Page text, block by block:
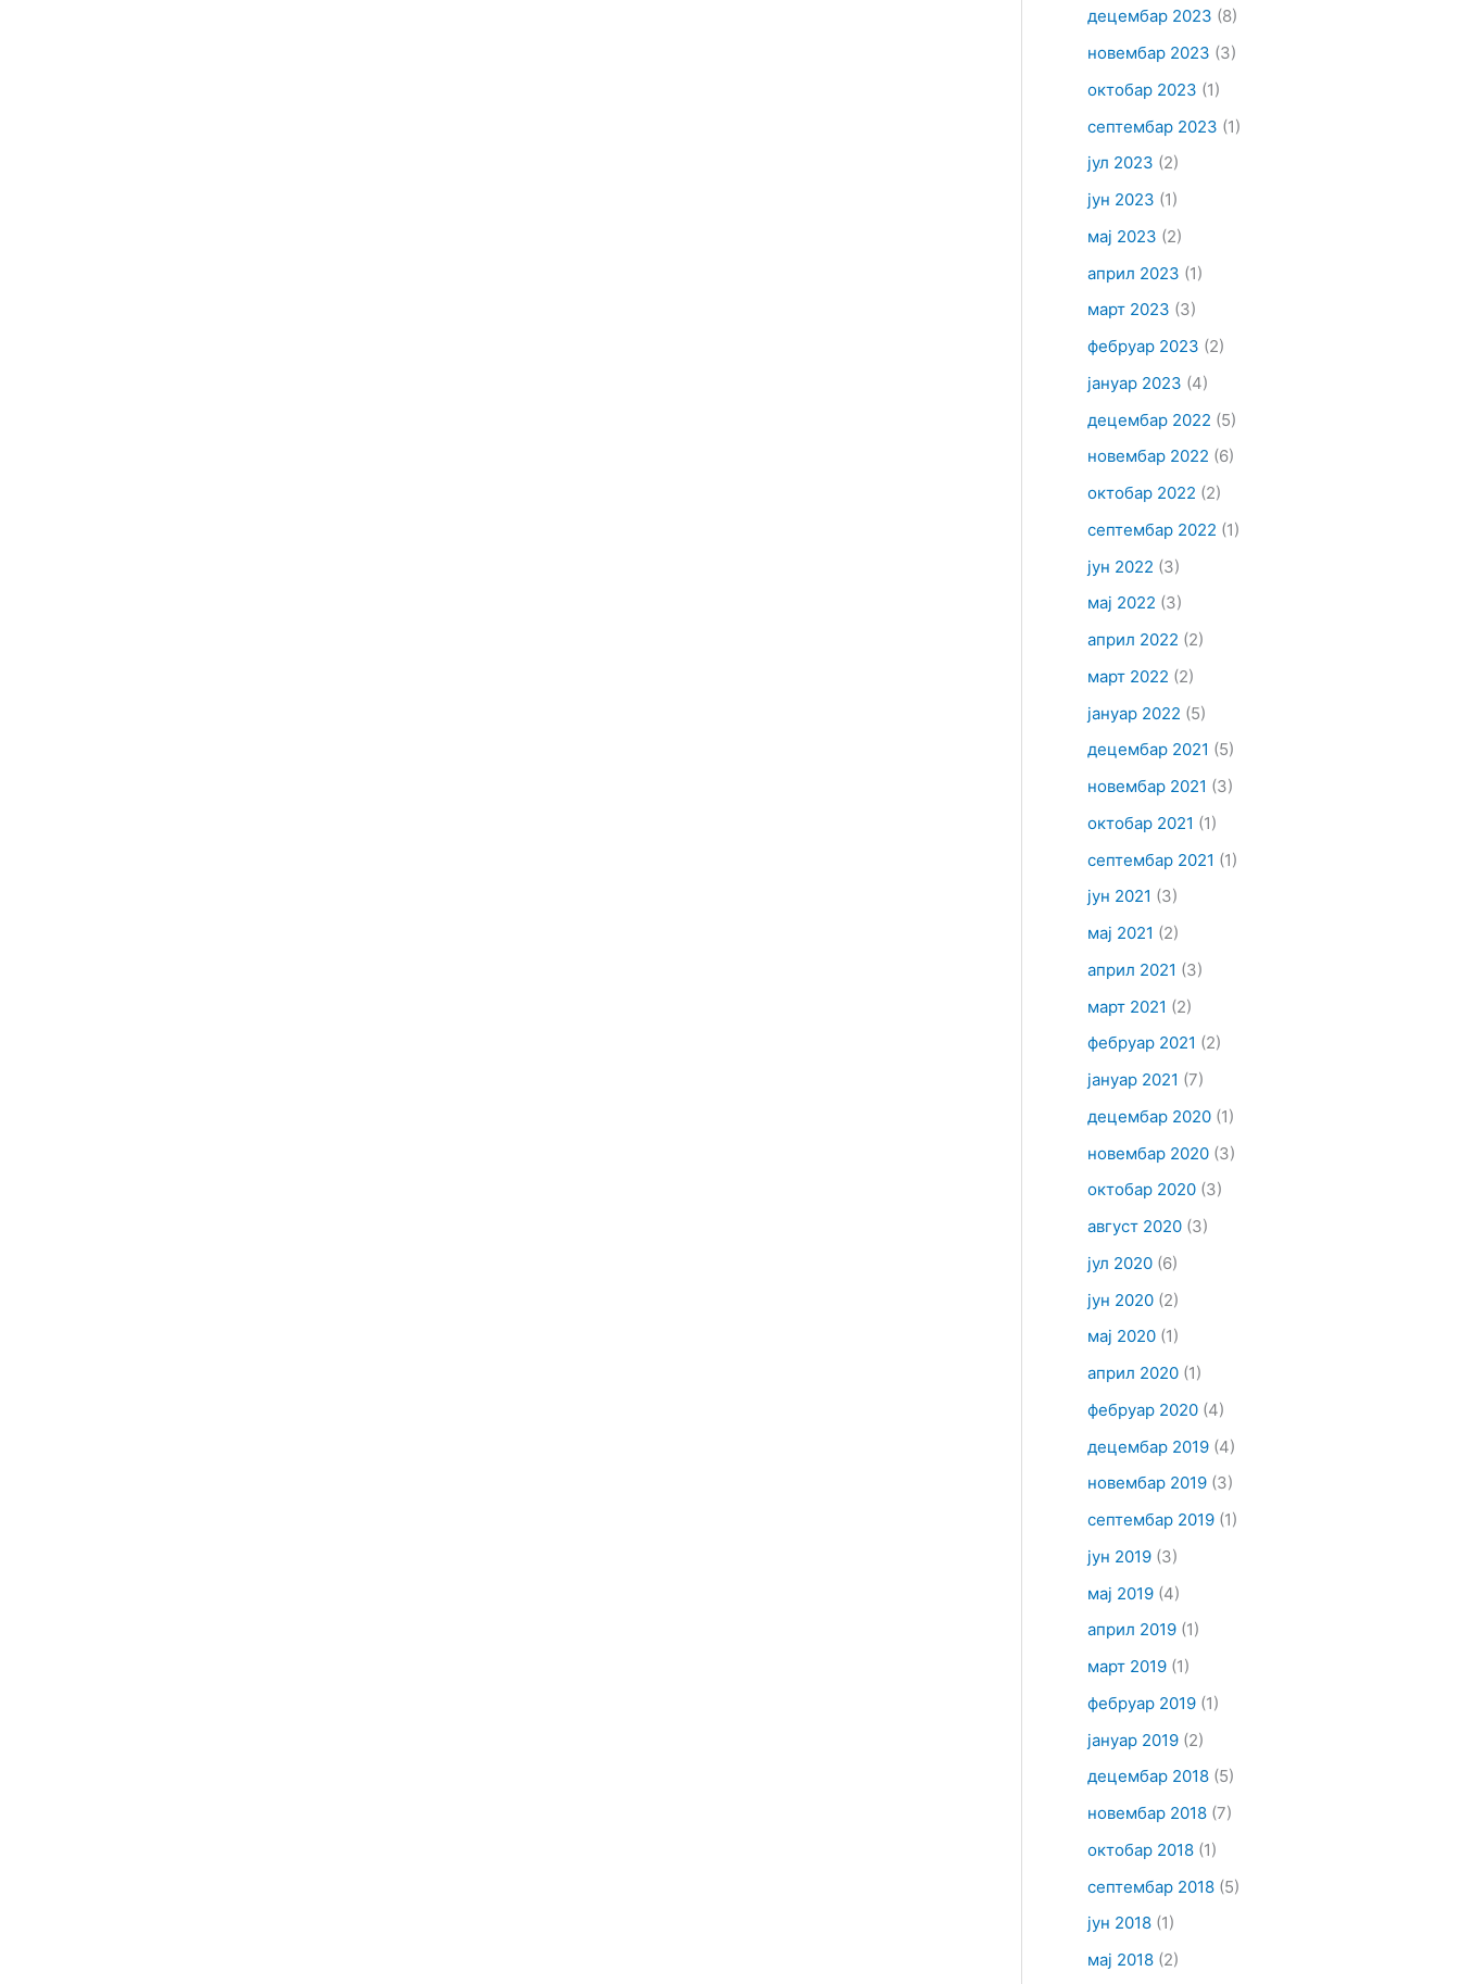
децембар 2023 (8)
новембар 2023 (3)
октобар 2023 (1)
септембар 2023 (1)
јул 2023 (2)
јун 2023 (1)
мај 2023 (2)
април 2023 (1)
март 2023 (3)
фебруар 2023 (2)
јануар 2023 (4)
децембар 2022 (5)
новембар 2022 (6)
октобар 2022 (2)
септембар 2022 (1)
јун 2022 (3)
мај 2022 (3)
април 2022 (2)
март 2022 (2)
јануар 2022 (5)
децембар 2021 (5)
новембар 2021 (3)
октобар 2021 (1)
септембар 2021 (1)
јун 2021 (3)
мај 2021 (2)
април 2021 (3)
март 2021 (2)
фебруар 2021 (2)
јануар 2021 (7)
децембар 2020(1)
новембар 2020(3)
октобар 2020(3)
август 2020(3)
јул 2020(6)
јун 2020(2)
мај 2020(1)
април 2020(1)
фебруар 2020(4)
децембар 2019(4)
новембар 2019(3)
септембар 2019(1)
јун 2019(3)
мај 2019(4)
април 2019(1)
март 2019(1)
фебруар 2019(1)
јануар 2019(2)
децембар 2018(5)
новембар 2018(7)
октобар 2018(1)
септембар 2018(5)
јун 2018(1)
мај 2018(2)